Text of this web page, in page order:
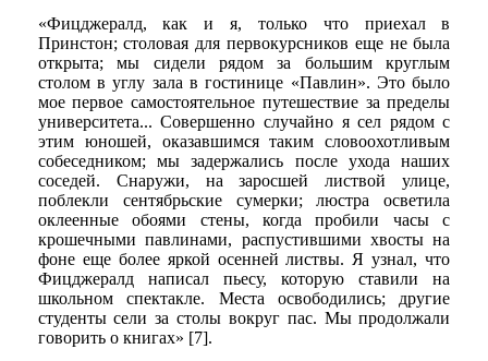
«Фицджералд, как и я, только что приехал в
Принстон; столовая для первокурсников еще не была
открыта; мы сидели рядом за большим круглым
столом в углу зала в гостинице «Павлин». Это было
мое первое самостоятельное путешествие за пределы
университета... Совершенно случайно я сел рядом с
этим юношей, оказавшимся таким словоохотливым
собеседником; мы задержались после ухода наших
соседей. Снаружи, на заросшей листвой улице,
поблекли сентябрьские сумерки; люстра осветила
оклеенные обоями стены, когда пробили часы с
крошечными павлинами, распустившими хвосты на
фоне еще более яркой осенней листвы. Я узнал, что
Фицджералд написал пьесу, которую ставили на
школьном спектакле. Места освободились; другие
студенты сели за столы вокруг пас. Мы продолжали
говорить о книгах» [7].